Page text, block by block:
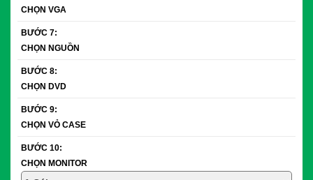
CHỌN VGA
BƯỚC 7:
CHỌN NGUỒN
BƯỚC 8:
CHỌN DVD
BƯỚC 9:
CHỌN VỎ CASE
BƯỚC 10:
CHỌN MONITOR